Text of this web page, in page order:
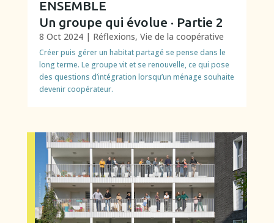
ENSEMBLE
Un groupe qui évolue · Partie 2
8 Oct 2024| Réflexions, Vie de la coopérative
Créer puis gérer un habitat partagé se pense dans le
long terme. Le groupe vit et se renouvelle, ce qui pose
des questions d’intégration lorsqu’un ménage souhaite
devenir coopérateur.